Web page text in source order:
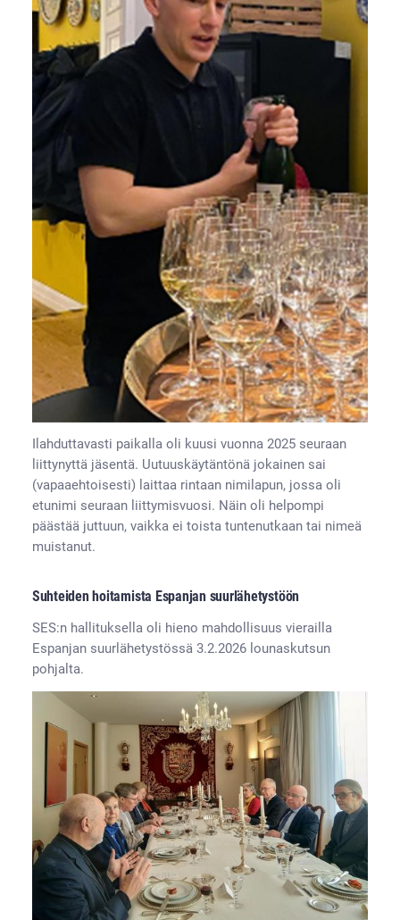
Ilahduttavasti paikalla oli kuusi vuonna 2025 seuraan
liittynyttä jäsentä. Uutuuskäytäntönä jokainen sai
(vapaaehtoisesti) laittaa rintaan nimilapun, jossa oli
etunimi seuraan liittymisvuosi. Näin oli helpompi
päästää juttuun, vaikka ei toista tuntenutkaan tai nimeä
muistanut.
Suhteiden hoitamista Espanjan suurlähetystöön
SES:n hallituksella oli hieno mahdollisuus vierailla
Espanjan suurlähetystössä 3.2.2026 lounaskutsun
pohjalta.